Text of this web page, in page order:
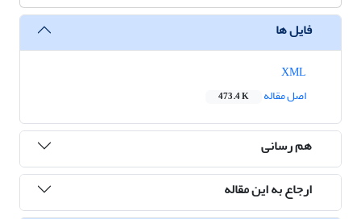
فایل ها
اصل مقاله
473.4 K
هم رسانی
ارجاع به این مقاله